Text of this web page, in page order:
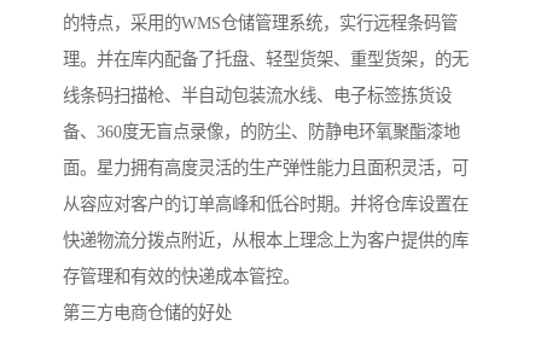
的特点，采用的WMS仓储管理系统，实行远程条码管
理。并在库内配备了托盘、轻型货架、重型货架，的无
线条码扫描枪、半自动包装流水线、电子标签拣货设
备、360度无盲点录像，的防尘、防静电环氧聚酯漆地
面。星力拥有高度灵活的生产弹性能力且面积灵活，可
从容应对客户的订单高峰和低谷时期。并将仓库设置在
快递物流分拨点附近，从根本上理念上为客户提供的库
存管理和有效的快递成本管控。
第三方电商仓储的好处